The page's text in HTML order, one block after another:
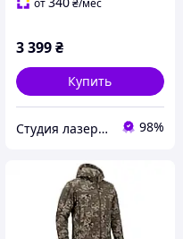
от ₴/мес
3 399₴
Купить
Студия лазерной гравировки 98%